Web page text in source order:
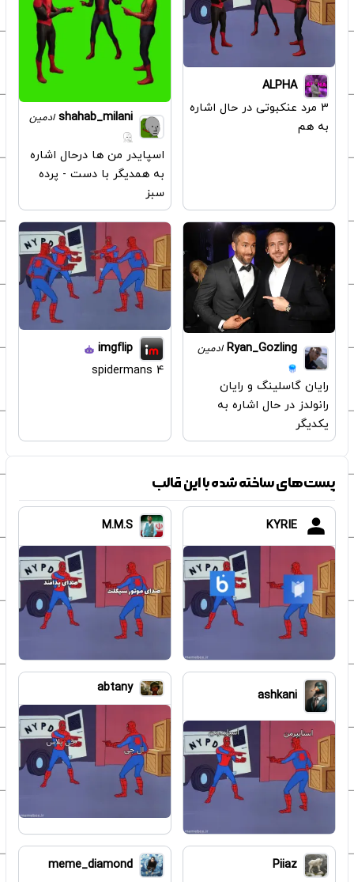
ALPHA
3 مرد عنکبوتی در حال اشاره
به هم
shahab_milani ادمین
اسپایدر من ها درحال اشاره
به همدیگر با دست - پرده
سبز
Ryan_Gozling ادمین
رایان گاسلینگ و رایان
رانولدز در حال اشاره به
یکدیگر
imgflip
4 spidermans
پست‌های ساخته شده با این قالب
KYRIE
M.M.S
ashkani
abtany
Piiaz
meme_diamond